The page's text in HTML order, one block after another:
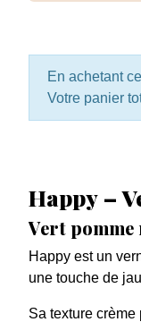
En achetant
Votre panier
Happy –
Vert pomme
Happy est un
une touche de
Sa texture